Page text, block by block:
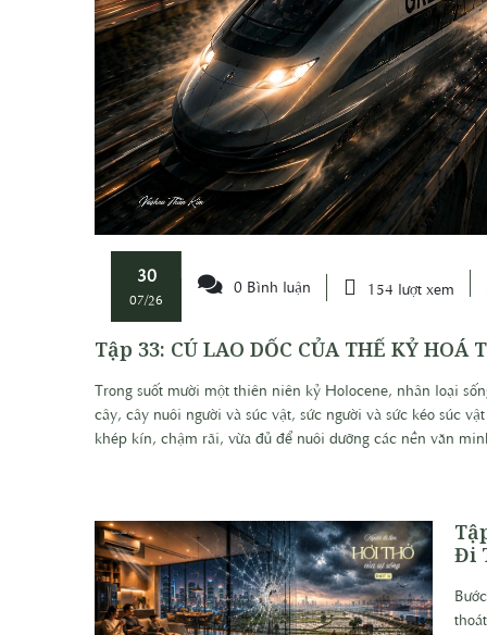
30
07/26
0 Bình luận 154 lượt xem
Tập 33: CÚ LAO DỐC CỦA THẾ KỶ
Trong suốt mười một thiên niên kỷ Holocene, nhân loại
cây, cây nuôi người và súc vật, sức người và sức kéo súc
khép kín, chậm rãi, vừa đủ để nuôi dưỡng các nền văn
Đi